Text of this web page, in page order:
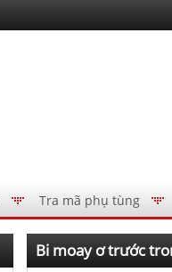
Tra mã phụ tùng
Bi moay ơ trước